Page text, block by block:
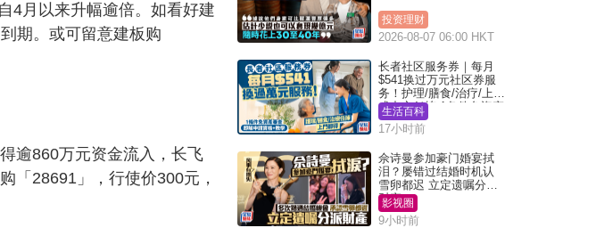
月以来升幅逾倍。如看好建
期。或可留意建板购
逾860万元资金流入，长飞
「28691」，行使价300元，
投资理财
2026-08-07 06:00 HKT
长者社区服务券｜每月
$541换过万元社区券服
务！护理/膳食/治疗/上门
或中心任拣 1条件免资产
审查（附申请资格及教
学）
生活百科
17小时前
佘诗曼参加豪门婚宴拭
泪？屡错过结婚时机认
雪卵都迟 立定遗嘱分派
财产
影视圈
9小时前